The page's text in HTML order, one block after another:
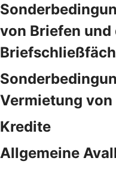
von Briefen und
Vermietung
Kredite
Allgemeine